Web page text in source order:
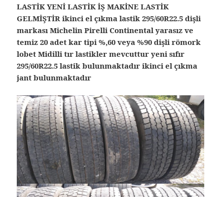
LASTİK YENİ LASTİK İŞ MAKİNE LASTİK
GELMİŞTİR ikinci el çıkma lastik 295/60R22.5 dişli
markası Michelin Pirelli Continental yarasız ve
temiz 20 adet kar tipi %,60 veya %90 dişli römork
lobet Midilli tır lastikler mevcuttur yeni sıfır
295/60R22.5 lastik bulunmaktadır ikinci el çıkma
jant bulunmaktadır